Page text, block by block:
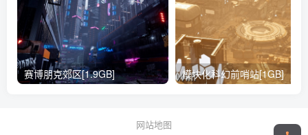
赛博朋克郊区[1.9GB] 模块化科幻前哨站[1GB]
网站地图